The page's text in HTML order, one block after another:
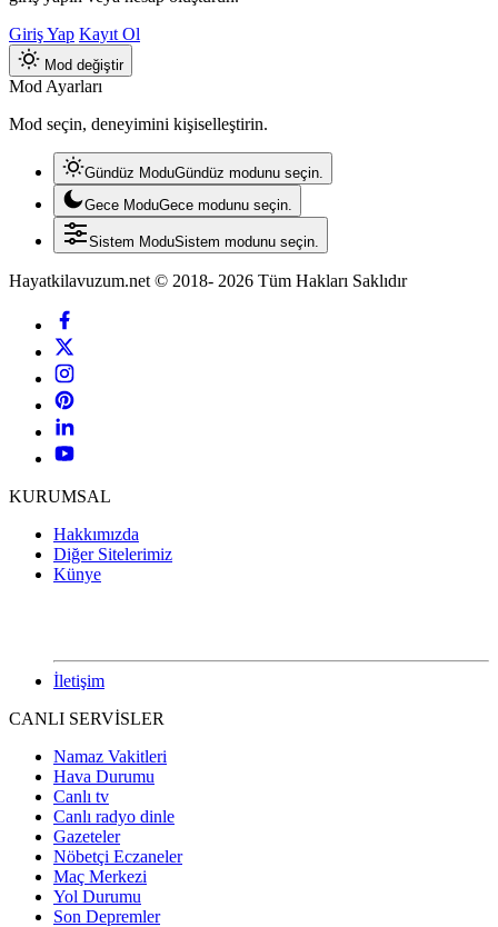
Giriş Yap Kayıt Ol
Mod değiştir
Mod Ayarları
Mod seçin, deneyimini kişiselleştirin.
Gündüz ModuGündüz modunu seçin.
Gece ModuGece modunu seçin.
Sistem ModuSistem modunu seçin.
Hayatkilavuzum.net © 2018- 2026 Tüm Hakları Saklıdır
KURUMSAL
Hakkımızda
Diğer Sitelerimiz
Künye
İletişim
CANLI SERVİSLER
Namaz Vakitleri
Hava Durumu
Canlı tv
Canlı radyo dinle
Gazeteler
Nöbetçi Eczaneler
Maç Merkezi
Yol Durumu
Son Depremler